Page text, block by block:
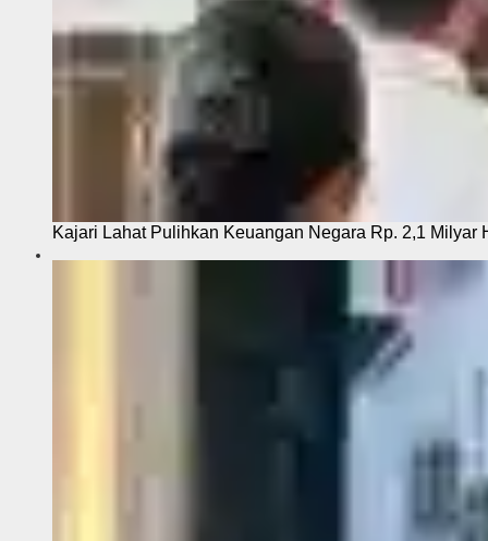
Kajari Lahat Pulihkan Keuangan Negara Rp. 2,1 Milyar